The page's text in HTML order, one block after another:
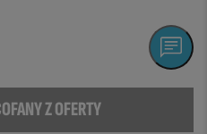
Z OFERTY